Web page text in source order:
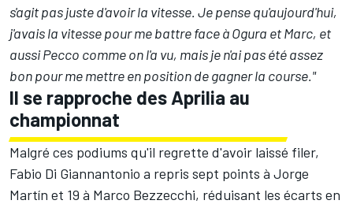
s'agit pas juste d'avoir la vitesse. Je pense qu'aujourd'hui,
j'avais la vitesse pour me battre face à Ogura et Marc, et
aussi Pecco comme on l'a vu, mais je n'ai pas été assez
bon pour me mettre en position de gagner la course."
Il se rapproche des Aprilia au
championnat
Malgré ces podiums qu'il regrette d'avoir laissé filer,
Fabio Di Giannantonio a repris sept points à Jorge
Martín et 19 à Marco Bezzecchi, réduisant les écarts en